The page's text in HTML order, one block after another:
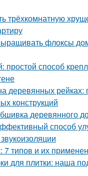
трёхкомнатную
флоксы
простой способ
деревянных рейках:
конструкций
деревянного
способ
7 типов и их
для плитки: наша